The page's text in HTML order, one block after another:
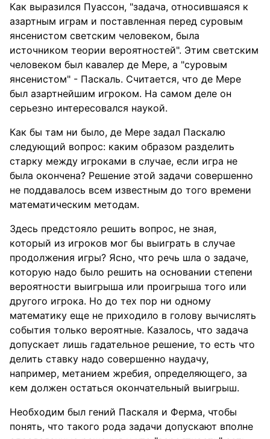
Как выразился Пуассон, "задача, относившаяся к
азартным играм и поставленная перед суровым
янсенистом светским человеком, была
источником теории вероятностей". Этим светским
человеком был кавалер де Мере, а "суровым
янсенистом" - Паскаль. Считается, что де Мере
был азартнейшим игроком. На самом деле он
серьезно интересовался наукой.
Как бы там ни было, де Мере задал Паскалю
следующий вопрос: каким образом разделить
старку между игроками в случае, если игра не
была окончена? Решение этой задачи совершенно
не поддавалось всем известным до того времени
математическим методам.
Здесь предстояло решить вопрос, не зная,
который из игроков мог бы выиграть в случае
продолжения игры? Ясно, что речь шла о задаче,
которую надо было решить на основании степени
вероятности выигрыша или проигрыша того или
другого игрока. Но до тех пор ни одному
математику еще не приходило в голову вычислять
события только вероятные. Казалось, что задача
допускает лишь гадательное решение, то есть что
делить ставку надо совершенно наудачу,
например, метанием жребия, определяющего, за
кем должен остаться окончательный выигрыш.
Необходим был гений Паскаля и Ферма, чтобы
понять, что такого рода задачи допускают вполне